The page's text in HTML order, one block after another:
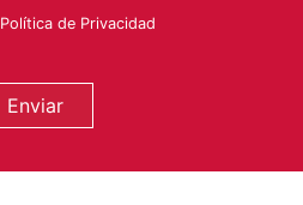
Política de Privacidad
Enviar